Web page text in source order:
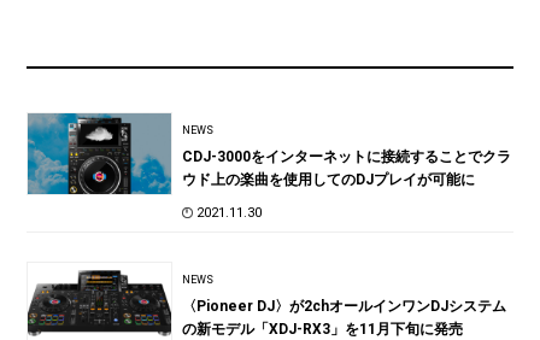
NEWS
CDJ-3000をインターネットに接続することでクラ
ウド上の楽曲を使用してのDJプレイが可能に
2021.11.30
NEWS
〈Pioneer DJ〉が2chオールインワンDJシステム
の新モデル「XDJ-RX3」を11月下旬に発売